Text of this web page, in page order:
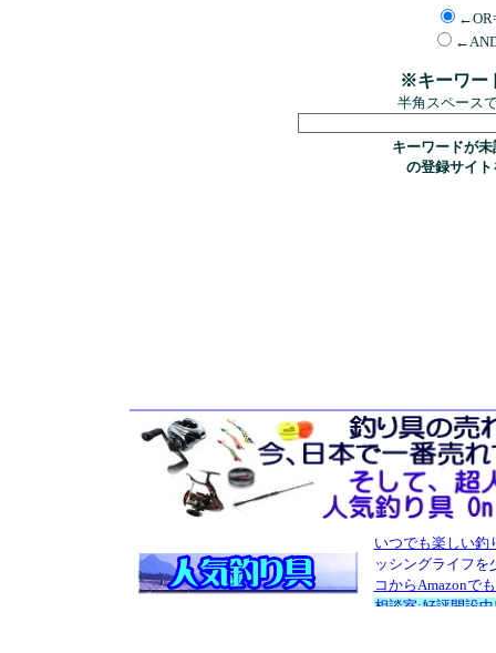
※キーワー
半角スペース
キーワードが
の登録サイ